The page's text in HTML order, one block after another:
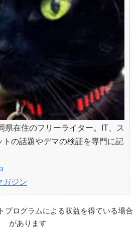
県在住のフリーライター。IT、ス
トの話題やデマの検証を専門に記
ガジン
プログラムによる収益を得ている場合
があります